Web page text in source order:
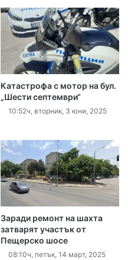
Катастрофа с мотор на бул.
„Шести септември“
10:52ч, вторник, 3 юни, 2025
Заради ремонт на шахта
затварят участък от
Пещерско шосе
08:10ч, петък, 14 март, 2025